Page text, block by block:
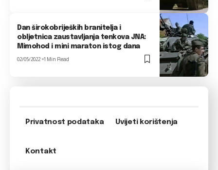
Dan širokobrijeških branitelja i
obljetnica zaustavljanja tenkova JNA:
Mimohod i mini maraton istog dana
02/05/2022 1 Min Read
Privatnost podataka Uvijeti korištenja
Kontakt